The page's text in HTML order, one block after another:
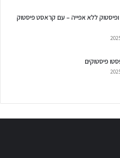
ופיסטוק ללא אפייה – עם קראסט פיסטוק
פיסטוקים